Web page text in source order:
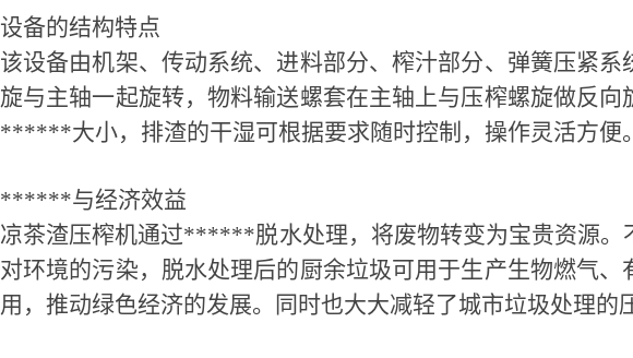
设备的结构特点
该设备由机架、传动系统、进料部分、榨汁部分、弹簧压紧
旋与主轴一起旋转，物料输送螺套在主轴上与压榨螺旋做反向
******大小，排渣的干湿可根据要求随时控制，操作灵活方便。
******与经济效益
凉茶渣压榨机通过******脱水处理，将废物转变为宝贵资源。
对环境的污染，脱水处理后的厨余垃圾可用于生产生物燃气、
用，推动绿色经济的发展。同时也大大减轻了城市垃圾处理的